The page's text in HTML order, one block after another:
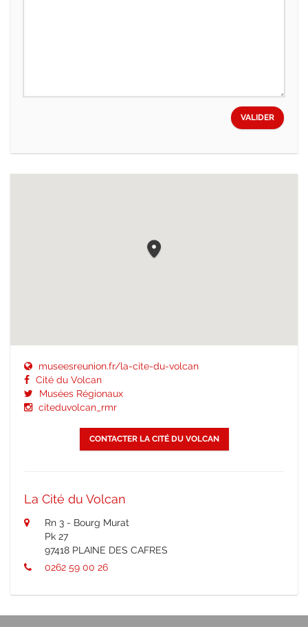
VALIDER
museesreunion.fr/la-cite-du-volcan
Cité du Volcan
Musées Régionaux
citeduvolcan_rmr
CONTACTER LA CITÉ DU VOLCAN
La Cité du Volcan
Rn 3 - Bourg Murat
Pk 27
97418 PLAINE DES CAFRES
0262 59 00 26